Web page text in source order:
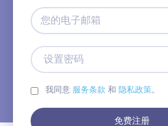
子
箱
码
我同意 服务条款 和 隐私政策。
免费注册